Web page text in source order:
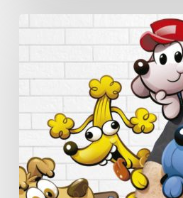
Portal
Pet
Mauricio
de
Sousa
e
o